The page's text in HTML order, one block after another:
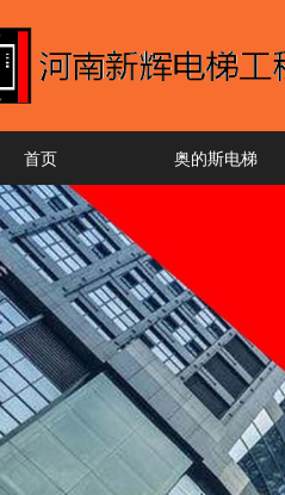
首页 奥的斯电梯